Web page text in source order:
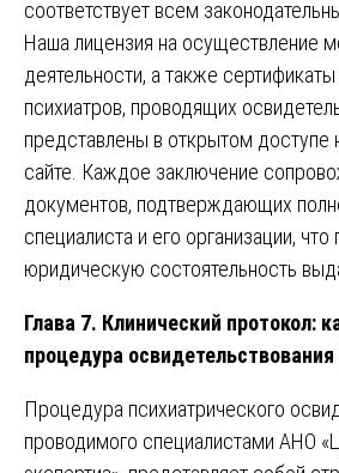
соответствует всем
Наша лицензия на осуществление
деятельности, а также
психиатров, проводящих
представлены в открытом доступе
сайте. Каждое заключение
документов, подтверждающих
специалиста и его организации, что
юридическую состоятельность
Глава 7. Клинический протокол:
процедура освидетельствования
Процедура психиатрического
проводимого специалистами АНО